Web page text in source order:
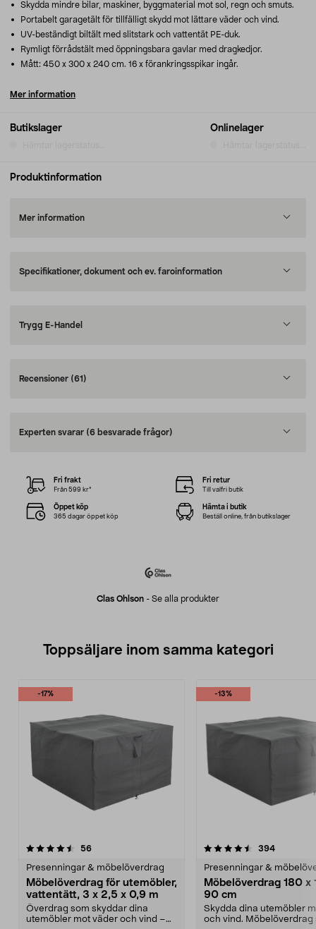
Butikslager Onlinelager
Skydda mindre bilar, maskiner, byggmaterial mot sol, regn och smuts.
Portabelt garagetält för tillfälligt skydd mot lättare väder och vind.
UV-beständigt biltält med slitstark och vattentät PE-duk.
Rymligt förrådstält med öppningsbara gavlar med dragkedjor.
Mått: 450 x 300 x 240 cm. 16 x förankringsspikar ingår.
Mer information
Produktinformation
Mer information
Specifikationer, dokument och ev. faroinformation
Trygg E-Handel
Recensioner (61)
Experten svarar (6 besvarade frågor)
Clas Ohlson - Se alla produkter
Fri frakt
Från 599 kr*
Fri retur
Till valfri butik
Öppet köp
365 dagar öppet köp
Hämta i butik
Beställ online, från butikslager
Toppsäljare inom samma kategori
-17%
56recensioner
Presenningar & möbelöverdrag
Möbelöverdrag för utemöbler,
vattentätt, 3 x 2,5 x 0,9 m
Överdrag som skyddar dina
utemöbler mot väder och vind –
-13%
4.5 av 5 stjärnor 394
Presenningar &
Möbelöverdrag 180 x
90 cm
Skydda dina utemöbler
och vind. Möbelöverdrag
4.5 av 5 stjärnor